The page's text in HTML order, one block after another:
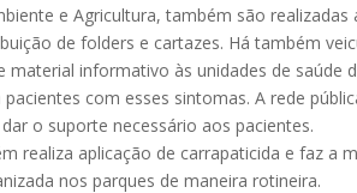
e Agricultura, também são
de folders e cartazes. Há também
material informativo às unidades de saúde
com esses sintomas. A rede
o suporte necessário aos pacientes.
realiza aplicação de carrapaticida e faz a
nos parques de maneira rotineira.